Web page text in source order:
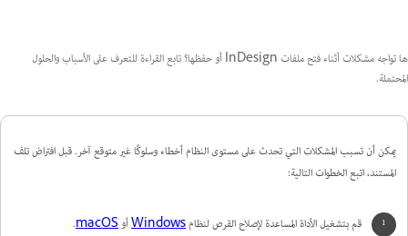
ها تواجه مشكلات أثناء فتح ملفات InDesign أو حفظها؟ تابع القراءة للتعرف على الأسباب والحلول
المحتملة.
يمكن أن تسبب المشكلات التي تحدث على مستوى النظام أخطاء وسلوكًا غير متوقع آخر. قبل افتراض تلف
المستند، اتبع الخطوات التالية:
قم بتشغيل الأداة المساعدة لإصلاح القرص لنظامWindowsأوmacOS
.